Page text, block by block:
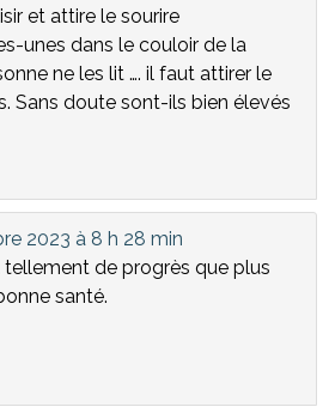
et attire le sourire
unes dans le couloir de la
ne les lit …. il faut attirer le
Sans doute sont-ils bien élevés
2023 à 8 h 28 min
de progrès que plus
santé.